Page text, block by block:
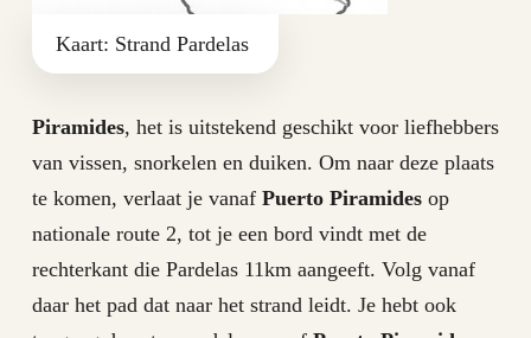
Kaart: Strand Pardelas
Piramides, het is uitstekend geschikt voor liefhebbers
van vissen, snorkelen en duiken. Om naar deze plaats
te komen, verlaat je vanaf Puerto Piramidesop
nationale route 2, tot je een bord vindt met de
rechterkant die Pardelas 11km aangeeft. Volg vanaf
daar het pad dat naar het strand leidt. Je hebt ook